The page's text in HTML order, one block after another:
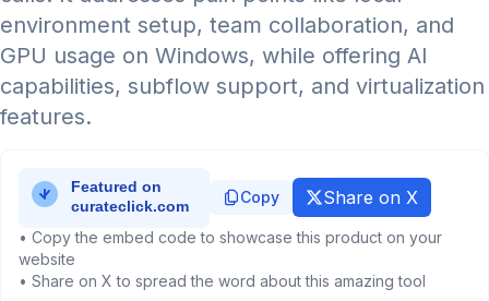
environment setup, team collaboration, and
GPU usage on Windows, while offering AI
capabilities, subflow support, and virtualization
features.
Copy Share on X
• Copy the embed code to showcase this product on your
website
• Share on X to spread the word about this amazing tool